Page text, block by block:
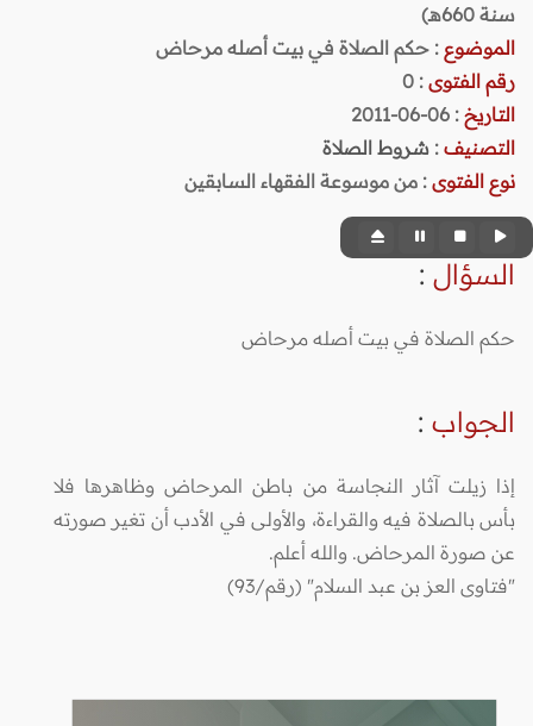
سنة 660هـ)
الموضوع : حكم الصلاة في بيت أصله مرحاض
رقم الفتوى :
0
التاريخ : 06-06-2011
التصنيف : شروط الصلاة
نوع الفتوى : من موسوعة الفقهاء السابقين
السؤال :
حكم الصلاة في بيت أصله مرحاض
الجواب :
إذا زيلت آثار النجاسة من باطن المرحاض وظاهرها فلا
بأس بالصلاة فيه والقراءة، والأولى في الأدب أن تغير صورته
عن صورة المرحاض. والله أعلم.
"فتاوى العز بن عبد السلام" (رقم/93)